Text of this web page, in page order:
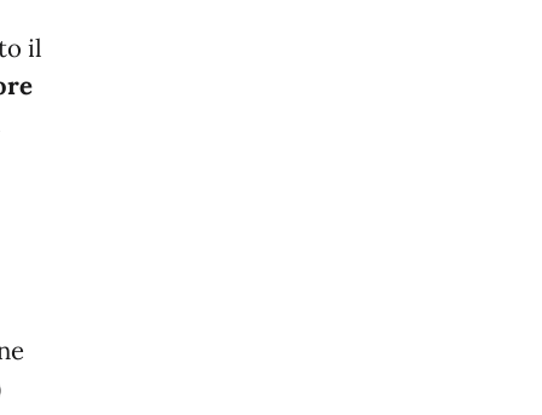
il